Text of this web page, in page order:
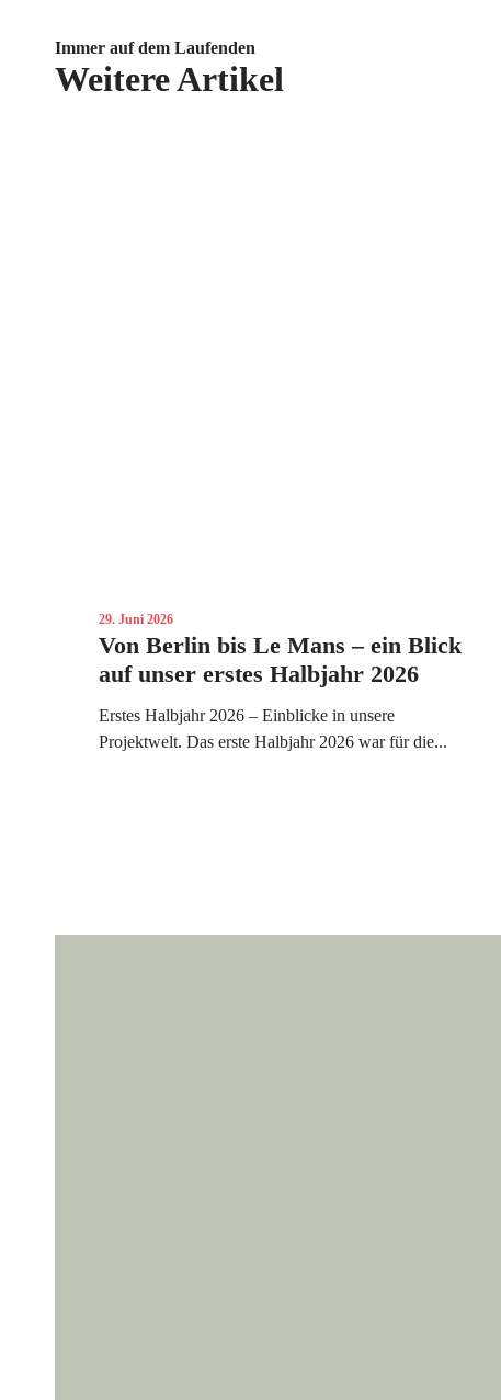
Immer auf dem Laufenden
Weitere Artikel
Von Berlin bis Le Mans – ein Blick
auf unser erstes Halbjahr 2026
Erstes Halbjahr 2026 – Einblicke in unsere
Projektwelt. Das erste Halbjahr 2026 war für die...
29. Juni 2026